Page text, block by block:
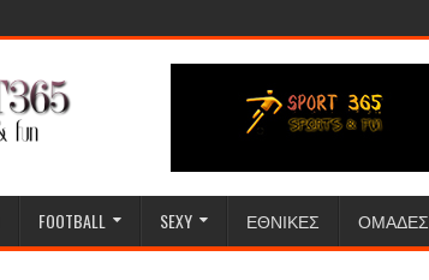
FOOTBALL SEXY ΕΘΝΙΚΕΣ ΟΜΑΔΕΣ